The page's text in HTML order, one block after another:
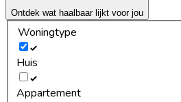
Ontdek wat haalbaar lijkt voor jou
Woningtype
Huis
Appartement